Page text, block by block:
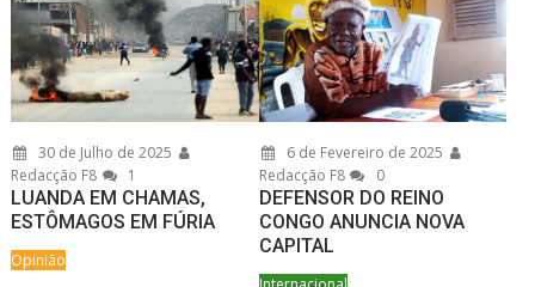
30 de Julho de 2025
Redacção F8
1
LUANDA EM CHAMAS,
ESTÔMAGOS EM FÚRIA
Opinião
6 de Fevereiro de 2025
Redacção F8
0
DEFENSOR DO REINO
CONGO ANUNCIA NOVA
CAPITAL